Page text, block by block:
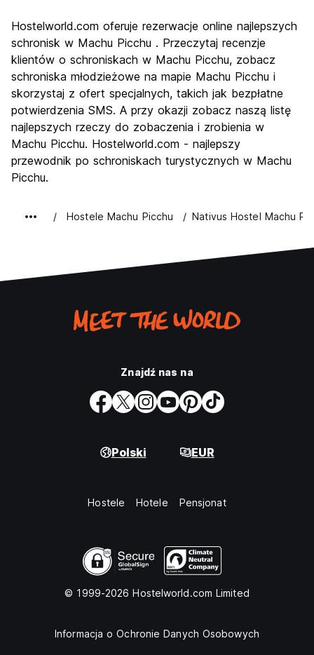
Kultura
Imprezy
6.5
Najlepsza wartość
7.0
Hostelworld.com oferuje rezerwacje online najlepszych
schronisk w Machu Picchu . Przeczytaj recenzje
klientów o schroniskach w Machu Picchu, zobacz
schroniska młodzieżowe na mapie Machu Picchu i
skorzystaj z ofert specjalnych, takich jak bezpłatne
potwierdzenia SMS. A przy okazji zobacz naszą listę
najlepszych rzeczy do zobaczenia i zrobienia w
Machu Picchu. Hostelworld.com - najlepszy
przewodnik po schroniskach turystycznych w Machu
Picchu.
Hostele Machu Picchu Nativus Hostel Machu
Znajdź nas na
Polski EUR
Hostele Hotele Pensjonat
© 1999-2026 Hostelworld.com Limited
Informacja o Ochronie Danych Osobowych